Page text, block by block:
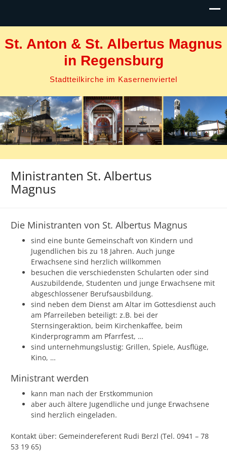
St. Anton & St. Albertus Magnus
in Regensburg
Stadtteilkirche im Kasernenviertel
Ministranten St. Albertus
Magnus
Die Ministranten von St. Albertus Magnus
sind eine bunte Gemeinschaft von Kindern und
Jugendlichen bis zu 18 Jahren. Auch junge
Erwachsene sind herzlich willkommen
besuchen die verschiedensten Schularten oder sind
Auszubildende, Studenten und junge Erwachsene mit
abgeschlossener Berufsausbildung.
sind neben dem Dienst am Altar im Gottesdienst auch
am Pfarreileben beteiligt: z.B. bei der
Sternsingeraktion, beim Kirchenkaffee, beim
Kinderprogramm am Pfarrfest, …
sind unternehmungslustig: Grillen, Spiele, Ausflüge,
Kino, …
Ministrant werden
kann man nach der Erstkommunion
aber auch ältere Jugendliche und junge Erwachsene
sind herzlich eingeladen.
Kontakt über: Gemeindereferent Rudi Berzl (Tel. 0941 – 78
53 19 65)